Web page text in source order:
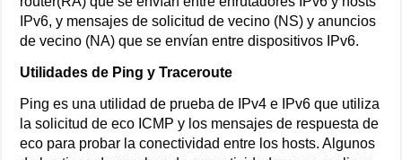
IPv6, y mensajes de solicitud de vecino (NS) y anuncios
de vecino (NA) que se envían entre dispositivos IPv6.
Utilidades de Ping y Traceroute
Ping es una utilidad de prueba de IPv4 e IPv6 que utiliza
la solicitud de eco ICMP y los mensajes de respuesta de
eco para probar la conectividad entre los hosts. Algunos